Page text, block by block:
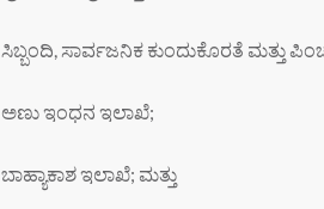
ಸಿಬ್ಬಂದಿ, ಸಾರ್ವಜನಿಕ ಕುಂದುಕೊರತೆ ಮತ್ತು
ಅಣು ಇಂಧನ ಇಲಾಖೆ;
ಬಾಹ್ಯಾಕಾಶ ಇಲಾಖೆ; ಮತ್ತು